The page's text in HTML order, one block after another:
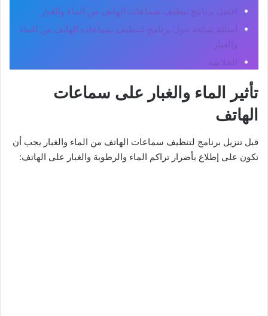
افضل برنامج تنظيف سماعات الهاتف من الماء والغبار
أسئلة شائعة حول برنامج لتنظيف سماعات الهاتف من الماء
والغبار
الخلاصة
تأثير الماء والغبار على سماعات
الهاتف
قبل تنزيل برنامج لتنظيف سماعات الهاتف من الماء والغبار يجب أن
تكون على إطلاع بأضرار تراكم الماء والرطوبة والغبار على الهاتف: